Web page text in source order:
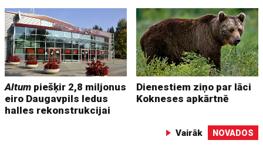
Altum piešķir 2,8 miljonus
eiro Daugavpils ledus
halles rekonstrukcijai
Dienestiem ziņo par lāci
Kokneses apkārtnē
Vairāk NOVADOS